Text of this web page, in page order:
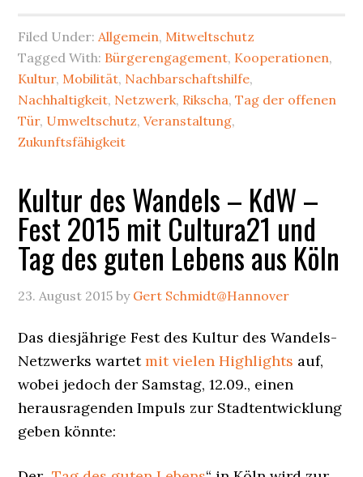
in
Döhren
mit
der
Rikscha
Filed Under:Allgemein, Mitweltschutz
Tagged With: Bürgerengagement, Kooperationen,
Kultur, Mobilität, Nachbarschaftshilfe,
Nachhaltigkeit, Netzwerk, Rikscha,Tag der offenen
Tür, Umweltschutz,Veranstaltung,
Zukunftsfähigkeit
Kultur des Wandels – KdW –
Fest 2015 mit Cultura21 und
Tag des guten Lebens aus Köln
23. August 2015 by Gert Schmidt@Hannover
Das diesjährige Fest des Kultur des Wandels-
Netzwerks wartetmit vielen Highlights auf,
wobei jedoch der Samstag, 12.09., einen
herausragenden Impuls zur Stadtentwicklung
geben könnte: